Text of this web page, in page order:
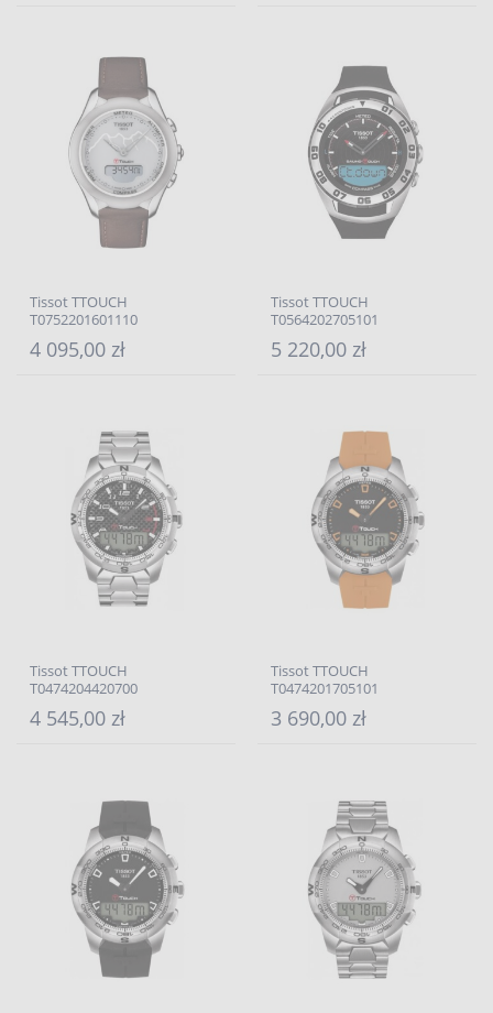
Tissot TTOUCH
T0752201601110
4 095,00 zł
Tissot TTOUCH
T0564202705101
5 220,00 zł
Tissot TTOUCH
T0474204420700
4 545,00 zł
Tissot TTOUCH
T0474201705101
3 690,00 zł